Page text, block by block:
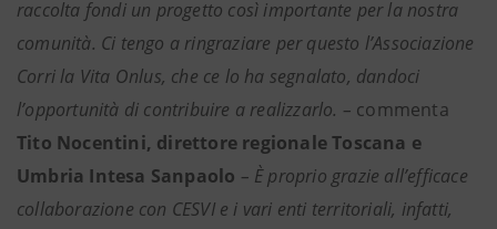
raccolta fondi un progetto così importante per la nostra
comunità. Ci tengo a ringraziare per questo l’Associazione
Corri la Vita Onlus, che ce lo ha segnalato, dandoci
l’opportunità di contribuire a realizzarlo. – commenta
Tito Nocentini, direttore regionale Toscana e
Umbria Intesa Sanpaolo – È proprio grazie all’efficace
collaborazione con CESVI e i vari enti territoriali, infatti,